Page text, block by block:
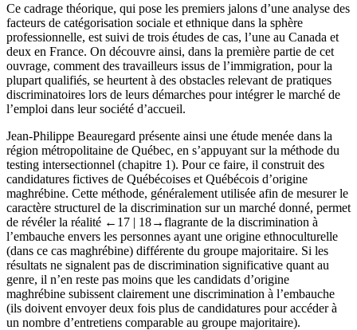
Ce cadrage théorique, qui pose les premiers jalons d’une analyse des
facteurs de catégorisation sociale et ethnique dans la sphère
professionnelle, est suivi de trois études de cas, l’une au Canada et
deux en France. On découvre ainsi, dans la première partie de cet
ouvrage, comment des travailleurs issus de l’immigration, pour la
plupart qualifiés, se heurtent à des obstacles relevant de pratiques
discriminatoires lors de leurs démarches pour intégrer le marché de
l’emploi dans leur société d’accueil.
Jean-Philippe Beauregard présente ainsi une étude menée dans la
région métropolitaine de Québec, en s’appuyant sur la méthode du
testing intersectionnel (chapitre 1). Pour ce faire, il construit des
candidatures fictives de Québécoises et Québécois d’origine
maghrébine. Cette méthode, généralement utilisée afin de mesurer le
caractère structurel de la discrimination sur un marché donné, permet
de révéler la réalité ←17 | 18→flagrante de la discrimination à
l’embauche envers les personnes ayant une origine ethnoculturelle
(dans ce cas maghrébine) différente du groupe majoritaire. Si les
résultats ne signalent pas de discrimination significative quant au
genre, il n’en reste pas moins que les candidats d’origine
maghrébine subissent clairement une discrimination à l’embauche
(ils doivent envoyer deux fois plus de candidatures pour accéder à
un nombre d’entretiens comparable au groupe majoritaire).